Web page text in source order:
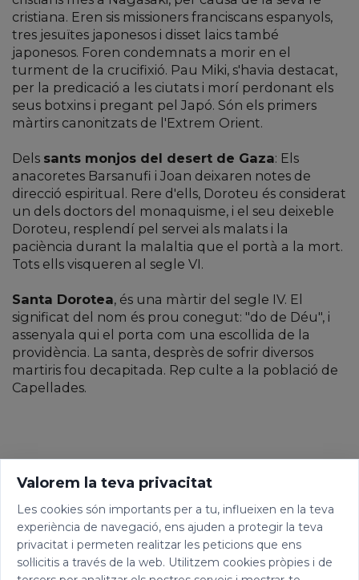
cristiana. Eren sis missioners franciscans espanyols,
tres jesuïtes japonesos i disset laics també
japonesos. Foren condemnats a morir en el
turment de la crucifixió. Pau Miki, s'havia destacat,
per la predicació a les ciutats i morí perdonant els
seus botxins i pregant pel Japó. Són els primers
màrtirs canonitzats de l'Extrem Orient.
Dels sants monjos del desert de Gaza: Els
anacoretes Barsanufi i Joan deixaren notes de
direcció espiritual. Rere d'ells, Doroteu és considerat
un dels doctors del monaquisme, i el seu deixeble
Doroteu, resplendí pel servei als malats i la
paciència durant la malaltia que el portà a la mort.
Tots ells visqueren al segle VI.
Santa Dorotea, és una màrtir del segle IV. El
significat del nom és prou conegut: "do de Déu", i
assenyala qui el porta com una escollida de la
providència. La santa, desprès de sofrir diversos
martiris fou decapitada. Rep culte a la població de
Capellades.
Valorem la teva privacitat
Les cookies són importants per a tu, influeixen en la teva
experiència de navegació, ens ajuden a protegir la teva
privacitat i permeten realitzar les peticions que ens
sol·licitis a través de la web. Utilitzem cookies pròpies i de